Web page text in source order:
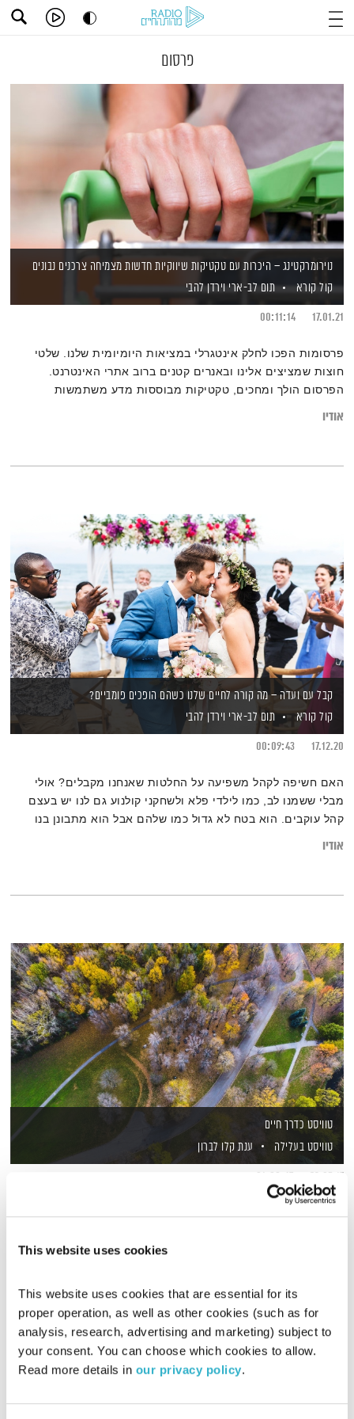
This website uses cookies
This website uses cookies that are essential for its
proper operation, as well as other cookies (such as for
analysis, research, advertising and marketing) subject to
your consent. You can choose which cookies to allow.
Read more details in our privacy policy.
פרסום
נוירומרקטינג – היכרות עם טקטיקות שיווקיות חדשות מצמיחה צרכנים נבונים
קול קורא
תום לב-אריוירדן להבי
17.01.21
00:11:14
פרסומות הפכו לחלק אינטגרלי במציאות היומיומית שלנו. שלטי
חוצות שמציצים אלינו ובאנרים קטנים ברוב אתרי האינטרנט.
הפרסום הולך ומחכים, טקטיקות מבוססות מדע משתמשות
אודיו
קבל עם ועדה – מה קורה לחיים שלנו כשהם הופכים פומביים?
קול קורא
תום לב-ארי וירדן להבי
17.12.20
00:09:43
האם חשיפה לקהל משפיעה על החלטות שאנחנו מקבלים? אולי
מבלי ששמנו לב, כמו לילדי פלא ולשחקני קולנוע גם לנו יש בעצם
קהל עוקבים. הוא בטח לא גדול כמו שלהם אבל הוא מתבונן בנו
אודיו
טוויסט כדרך חיים
טוויסט בעלילה
ענת קלו לברון
23.05.17
01:00:47
המבוקשות בתעשייה. אבל אז היא החליטה שהיא רוצה לעשות יותר
אומץ לעשות טוויסט